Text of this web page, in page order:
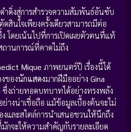
ดิ่งสู่การสำรวจความสัมพันธ์อันซับ
สินใจเพียงครั้งเดียวสามารถมีต่อ
โดยเน้นไปที่การเปิดเผยตัวตนที่แท้
ถานการณ์ที่คาดไม่ถึง
Mique ภาพยนตร์ปี เรื่องนี้ได้
ของนักแสดงมากฝีมืออย่าง Gina
ซึ่งถ่ายทอดบทบาทได้อย่างทรงพลัง
ย่างน่าเชื่อถือ แม้ข้อมูลเบื้องต้นจะไม่
และสไตล์การนำเสนอชวนให้นึกถึง
กจะให้ความสำคัญกับรายละเอียด